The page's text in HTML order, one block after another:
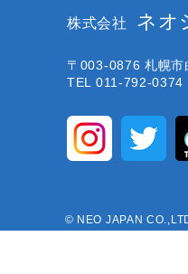
株式会社 ネオ
〒003-0876 札幌
TEL 011-792-
© NEO JAPAN